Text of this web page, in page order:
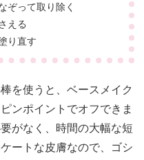
ぞって取り除く
える
り直す
を使うと、ベースメイク
ンポイントでオフできま
がなく、時間の大幅な短
ートな皮膚なので、ゴシ